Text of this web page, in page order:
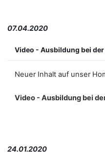
07.04.2020
Video - Ausbildung bei
Neuer Inhalt auf unser
Video - Ausbildung bei
24.01.2020